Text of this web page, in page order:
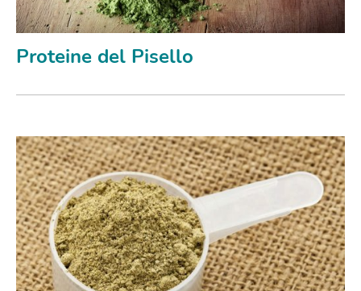
Proteine del Pisello